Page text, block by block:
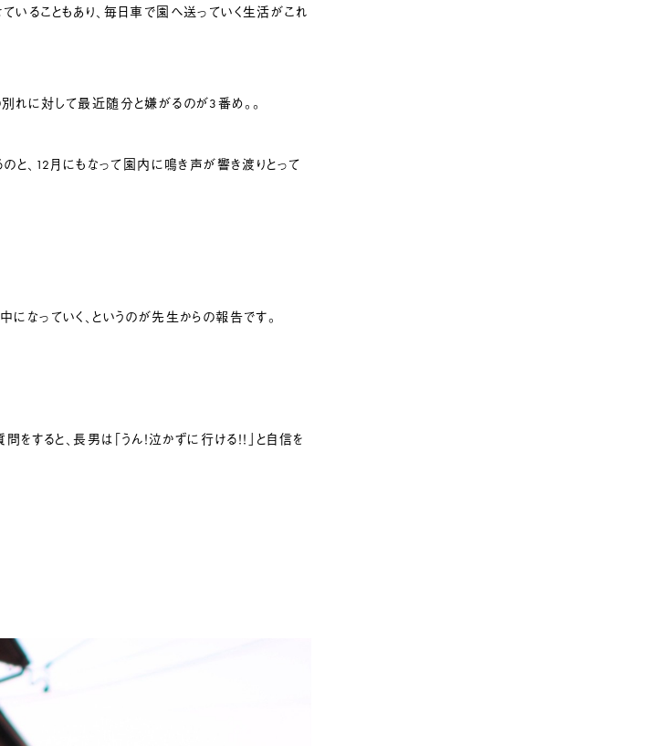
いることもあり、毎日車で園へ送っていく生活がこれ
れに対して最近随分と嫌がるのが3番め。。
と、12月にもなって園内に鳴き声が響き渡りとって
なっていく、というのが先生からの報告です。
すると、長男は「うん！泣かずに行ける！！」と自信を